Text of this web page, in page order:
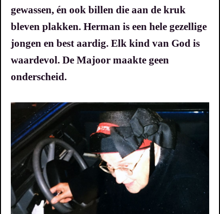
gewassen, én ook billen die aan de kruk
bleven plakken. Herman is een hele gezellige
jongen en best aardig. Elk kind van God is
waardevol. De Majoor maakte geen
onderscheid.